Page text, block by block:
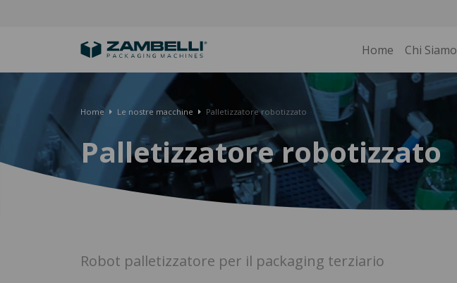
Home Chi Siamo
Home Le nostre macchine Palletizzatore robotizzato
Palletizzatore robotizzato
Robot palletizzatore per il packaging terziario